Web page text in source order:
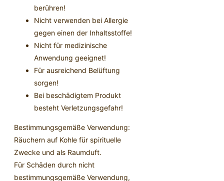
berühren!
Nicht verwenden bei Allergie
gegen einen der Inhaltsstoffe!
Nicht für medizinische
Anwendung geeignet!
Für ausreichend Belüftung
sorgen!
Bei beschädigtem Produkt
besteht Verletzungsgefahr!
Bestimmungsgemäße Verwendung:
Räuchern auf Kohle für spirituelle
Zwecke und als Raumduft.
Für Schäden durch nicht
bestimmungsgemäße Verwendung,